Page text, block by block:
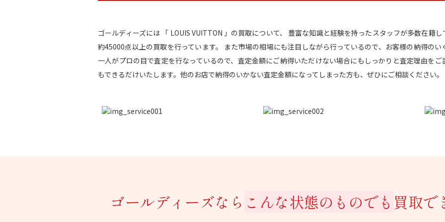
ゴールディーズには 「 LOUIS VUITTON 」の買取について、 豊富な知識と経験を持ったスタッフが多数在籍
約45000点以上の買取を行っています。 また市場の相場にも注目しながら行っているので、お客様の納得の
一人がプロの目で査定を行なっているので、査定金額にご納得いただけない場合にもしっかりと査定理由を
もできるだけいたします。他のお店で納得のいかない査定金額になってしまった方も、ぜひにご相談ください。
ゴールディーズなら こんな状態のものでも 買取で